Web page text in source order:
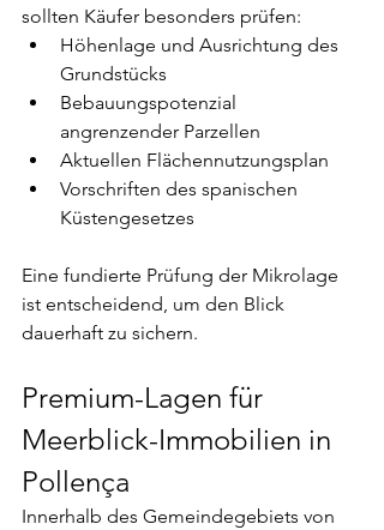
sollten Käufer besonders prüfen:
Höhenlage und Ausrichtung des
Grundstücks
Bebauungspotenzial
angrenzender Parzellen
Aktuellen Flächennutzungsplan
Vorschriften des spanischen
Küstengesetzes
Eine fundierte Prüfung der Mikrolage
ist entscheidend, um den Blick
dauerhaft zu sichern.
Premium-Lagen für
Meerblick-Immobilien in
Pollença
Innerhalb des Gemeindegebiets von